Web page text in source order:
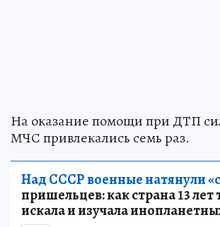
На оказание помощи при ДТП
МЧС привлекались семь раз.
Над СССР военные натянули
пришельцев: как страна 13 лет
искала и изучала